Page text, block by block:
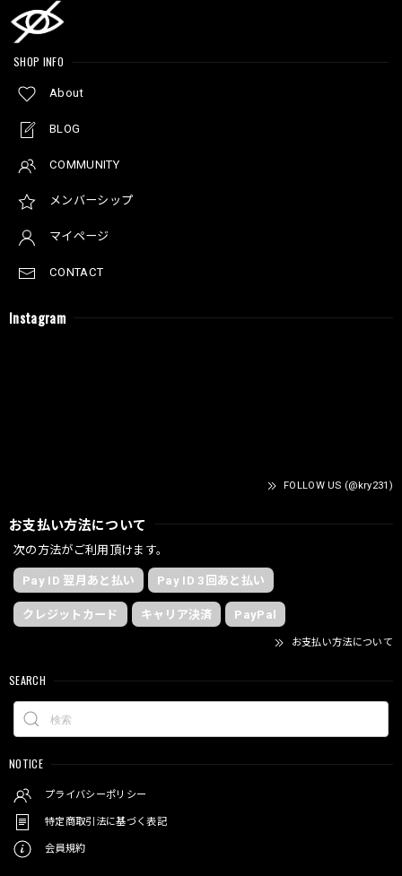
SHOP INFO
About
BLOG
COMMUNITY
メンバーシップ
マイページ
CONTACT
Instagram
FOLLOW US (@kry231)
お支払い方法について
次の方法がご利用頂けます。
Pay ID 翌月あと払い Pay ID 3回あと払い
クレジットカード キャリア決済 PayPal
お支払い方法について
SEARCH
NOTICE
プライバシーポリシー
特定商取引法に基づく表記
会員規約